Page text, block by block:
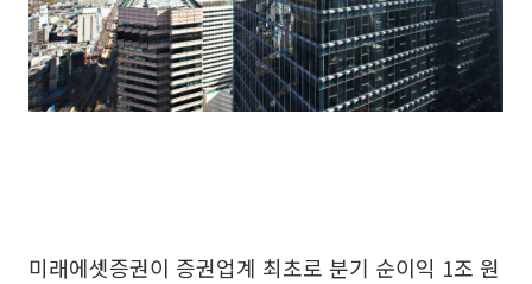
미래에셋증권이 증권업계 최초로 분기 순이익 1조 원